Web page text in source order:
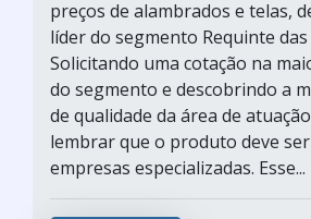
preços de alambrados e telas,
líder do segmento Requinte das
Solicitando uma cotação na
do segmento e descobrindo a
de qualidade da área de
lembrar que o produto deve
empresas especializadas. Esse...